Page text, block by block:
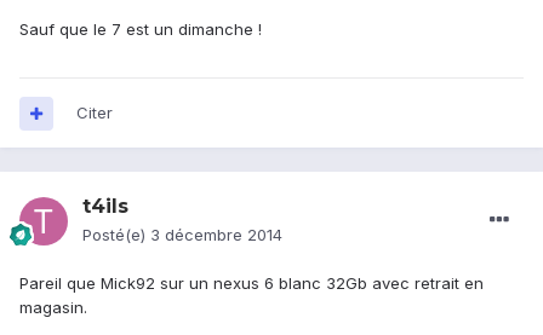
Sauf que le 7 est un dimanche !
Citer
t4ils
Posté(e) 3 décembre 2014
Pareil que Mick92 sur un nexus 6 blanc 32Gb avec retrait en
magasin.